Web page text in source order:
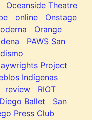
Oceanside Theatre
online
Onstage
Orange
PAWS San
Project
Indígenas
review
RIOT
Ballet
San
Press Club